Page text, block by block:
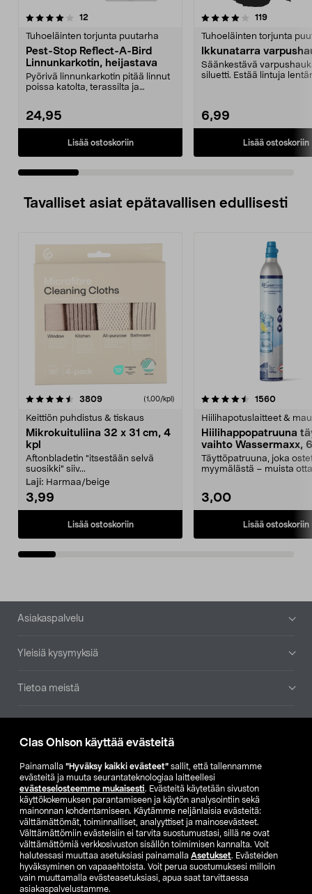
Clas Ohlson käyttää evästeitä
Painamalla ”Hyväksy kaikki evästeet” sallit, että tallennamme
evästeitä ja muuta seurantateknologiaa laitteellesi
evästeselosteemme mukaisesti. Evästeitä käytetään sivuston
käyttökokemuksen parantamiseen ja käytön analysointiin sekä
mainonnan kohdentamiseen. Käytämme neljänlaisia evästeitä:
välttämättömät, toiminnalliset, analyyttiset ja mainosevästeet.
Välttämättömiin evästeisiin ei tarvita suostumustasi, sillä ne ovat
välttämättömiä verkkosivuston sisällön toimimisen kannalta. Voit
halutessasi muuttaa asetuksiasi painamalla Asetukset. Evästeiden
hyväksyminen on vapaaehtoista. Voit perua suostumuksesi milloin
vain muuttamalla evästeasetuksiasi, apua saat tarvittaessa
asiakaspalvelustamme.
12
Tuhoeläinten torjunta puutarha
Pest-Stop Reflect-A-Bird
Linnunkarkotin, heijastava
Pyörivä linnunkarkotin pitää linnut
poissa katolta, terassilta ja
24,95
Lisää ostoskoriin
4.0 viidestä
119arvostelut
Tuhoeläinten torjunta
Ikkunatarra
Säänkestävä
siluetti. Estää lintuja
6,99
Lisää ostoskoriin
3.0 viidestä
Tavalliset asiat epätavallisen edullisesti
3809arvostelut (1,00/kpl)
Keittiön puhdistus & tiskaus
Mikrokuituliina 32 x 31 cm, 4
kpl
Aftonbladetin "itsestään selvä
suosikki" siiv...
Laji: Harmaa/beige
3,99
Lisää ostoskoriin
4.5viidestä
1560
Hiilihapotuslaitteet &
Hiilihappopatruuna
vaihto Wassermaxx,
Täyttöpatruuna, joka
myymälästä – muista
3,00
Lisää ostoskoriin
4.5viidestä
Alatunniste
Asiakaspalvelu
Yleisiä kysymyksiä
Tietoa meistä
Etsi myymälä
SE NO FI
FI SV